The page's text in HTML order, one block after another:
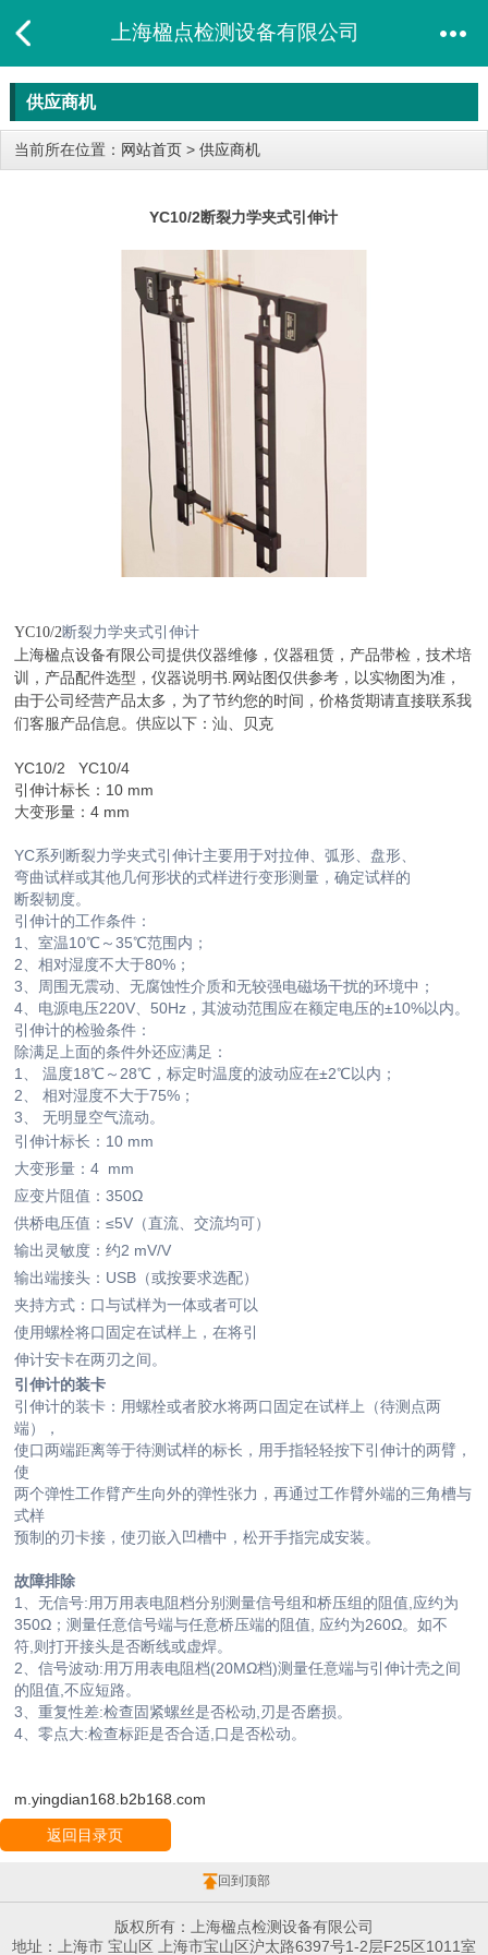
上海楹点检测设备有限公司
供应商机
当前所在位置： 网站首页 > 供应商机
YC10/2断裂力学夹式引伸计
YC10/2断裂力学夹式引伸计
上海楹点设备有限公司提供仪器维修，仪器租赁，产品带检，技术培
训，产品配件选型，仪器说明书 网站图仅供参考，以实物图为准，
由于公司经营产品太多，为了节约您的时间，价格货期请直接联系我
们客服产品信息。供应以下：汕、贝克
YC10/2 YC10/4
引伸计标长：10 mm
大变形量：4 mm
YC系列断裂力学夹式引伸计主要用于对拉伸、弧形、盘形、
弯曲试样或其他几何形状的式样进行变形测量，确定试样的
断裂韧度。
引伸计的工作条件：
1、室温10℃～35℃范围内；
2、相对湿度不大于80%；
3、周围无震动、无腐蚀性介质和无较强电磁场干扰的环境中；
4、电源电压220V、50Hz，其波动范围应在额定电压的±10%以内。
引伸计的检验条件：
除满足上面的条件外还应满足：
1、 温度18℃～28℃，标定时温度的波动应在±2℃以内；
2、 相对湿度不大于75%；
3、 无明显空气流动。
引伸计标长 ：10 mm
大变形量：4 mm
应变片阻值：350Ω
供桥电压值：≤5V（直流、交流均可）
输出灵敏度：约2 mV/V
输出端接头：USB（或按要求选配）
夹持方式： 口与试样为一体或者可以
使用螺栓将口固定在试样上，在将引
伸计安卡在两刃之间。
引伸计的装卡
引伸计的装卡：用螺栓或者胶水将两口固定在试样上（待测点两
端），
使口两端距离等于待测试样的标长，用手指轻轻按下引伸计的两臂，
使
两个弹性工作臂产生向外的弹性张力，再通过工作臂外端的三角槽与
式样
预制的刃卡接，使刃嵌入凹槽中，松开手指完成安装。
故障排除
1、无信号:用万用表电阻档分别测量信号组和桥压组的阻值,应约为
350Ω；测量任意信号端与任意桥压端的阻值, 应约为260Ω。如不
符,则打开接头是否断线或虚焊。
2、信号波动:用万用表电阻档(20MΩ档)测量任意端与引伸计壳之间
的阻值,不应短路。
3、重复性差:检查固紧螺丝是否松动,刃是否磨损。
4、零点大:检查标距是否合适,口是否松动。
m.yingdian168.b2b168.com
返回目录页
回到顶部
版权所有：上海楹点检测设备有限公司
地址：上海市 宝山区 上海市宝山区沪太路6397号1-2层F25区1011室